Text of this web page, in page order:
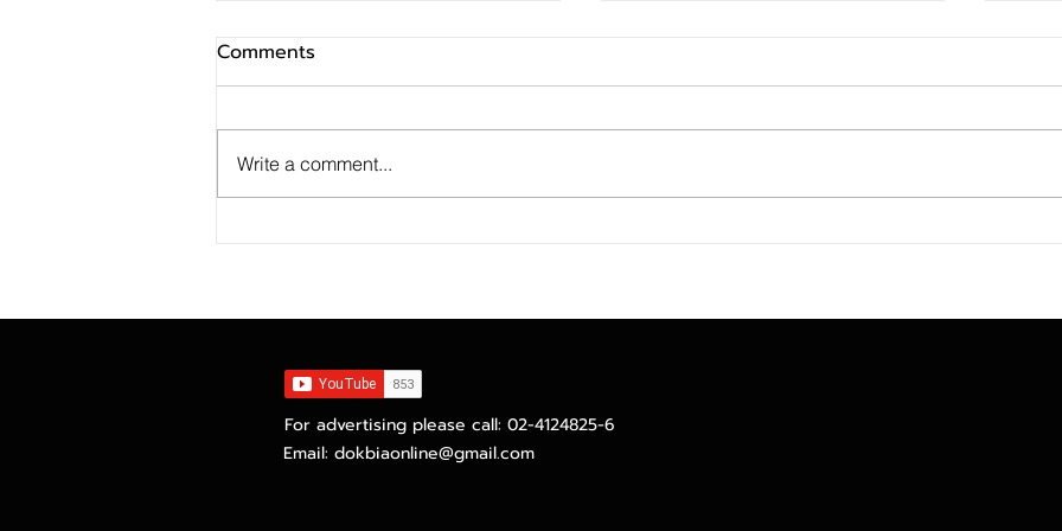
SINO ประกาศ Q2/69 ทำกำไร
บาทต่อหุ้น ครึ่งปีหลังมุ่งเติบโต
ต่อเนื่อง
TACC ท็อปฟอร์ม! Q2/69 ราย
Comments
Write a comment...
For advertising please call: 02-4124825-6
Email: dokbiaonline@gmail.com